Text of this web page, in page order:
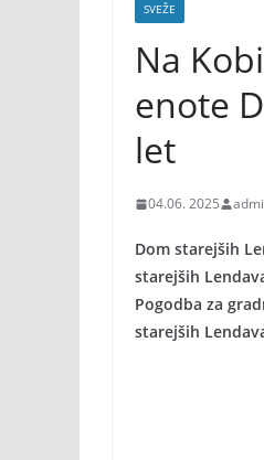
SVEŽE
Na
enote
let
04.06. 2025
Dom starejših
starejših
Pogodba za
starejših